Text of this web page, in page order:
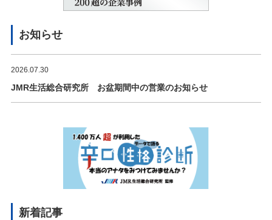
お知らせ
2026.07.30
JMR生活総合研究所 お盆期間中の営業のお知らせ
新着記事